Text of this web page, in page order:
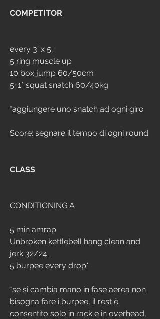
COMPETITOR
every 3’ x 5:
5 ring muscle up
10 box jump 60/50cm
5+1* squat snatch 60/40kg
*aggiungere uno snatch ad ogni giro
Score: segnare il tempo di ogni round
CLASS
CONDITIONING A
5 min amrap
Unbroken kettlebell hang clean and
jerk 32/24.
5 burpee every drop*
*se si cambia mano in fase aerea non
bisogna fare i burpee, il rest è
consentito solo in rack e in overhead,